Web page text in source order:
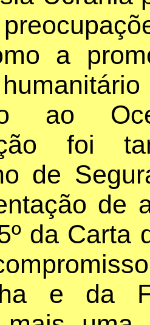
a
ao
foi
de
de
da Carta
e da